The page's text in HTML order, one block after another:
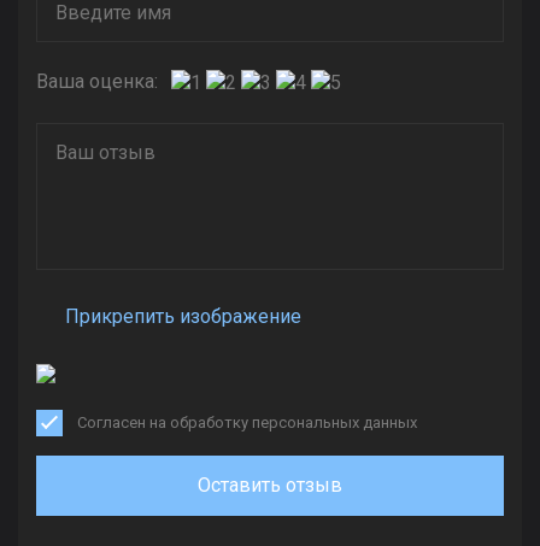
Ваша оценка:
Прикрепить изображение
Согласен на обработку персональных данных
Оставить отзыв